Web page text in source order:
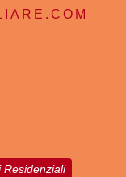
Residenziali